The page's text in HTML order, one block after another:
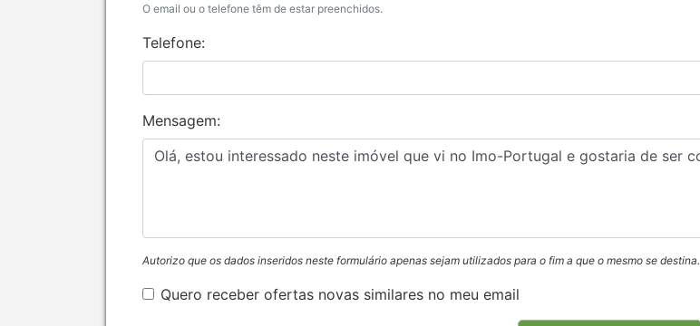
O email ou o telefone têm de estar preenchidos.
Telefone:
Mensagem:
Autorizo que os dados inseridos neste formulário apenas sejam utilizados para o fim a que o mesmo se destina.
Quero receber ofertas novas similares no meu email